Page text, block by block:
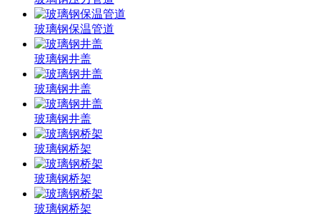
玻璃钢保温管道
玻璃钢井盖
玻璃钢井盖
玻璃钢井盖
玻璃钢桥架
玻璃钢桥架
玻璃钢桥架